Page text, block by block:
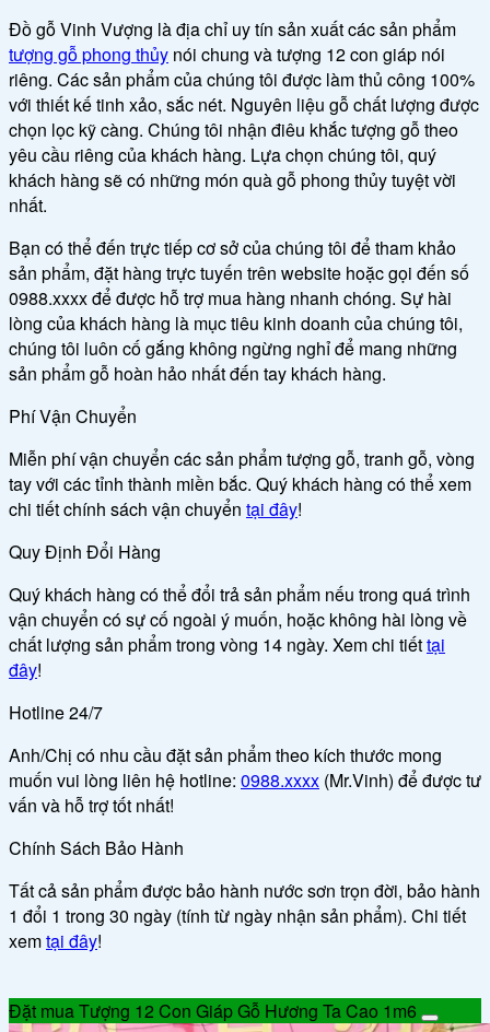
Đồ gỗ Vinh Vượng là địa chỉ uy tín sản xuất các sản phẩm
tượng gỗ phong thủy nói chung và tượng 12 con giáp nói
riêng. Các sản phẩm của chúng tôi được làm thủ công 100%
với thiết kế tinh xảo, sắc nét. Nguyên liệu gỗ chất lượng được
chọn lọc kỹ càng. Chúng tôi nhận điêu khắc tượng gỗ theo
yêu cầu riêng của khách hàng. Lựa chọn chúng tôi, quý
khách hàng sẽ có những món quà gỗ phong thủy tuyệt vời
nhất.
Bạn có thể đến trực tiếp cơ sở của chúng tôi để tham khảo
sản phẩm, đặt hàng trực tuyến trên website hoặc gọi đến số
0988.xxxx để được hỗ trợ mua hàng nhanh chóng. Sự hài
lòng của khách hàng là mục tiêu kinh doanh của chúng tôi,
chúng tôi luôn cố gắng không ngừng nghỉ để mang những
sản phẩm gỗ hoàn hảo nhất đến tay khách hàng.
Phí Vận Chuyển
Miễn phí vận chuyển các sản phẩm tượng gỗ, tranh gỗ, vòng
tay với các tỉnh thành miền bắc. Quý khách hàng có thể xem
chi tiết chính sách vận chuyển tại đây!
Quy Định Đổi Hàng
Quý khách hàng có thể đổi trả sản phẩm nếu trong quá trình
vận chuyển có sự cố ngoài ý muốn, hoặc không hài lòng về
chất lượng sản phẩm trong vòng 14 ngày. Xem chi tiếttại
đây!
Hotline 24/7
Anh/Chị có nhu cầu đặt sản phẩm theo kích thước mong
muốn vui lòng liên hệ hotline: 0988.xxxx (Mr.Vinh) để được tư
vấn và hỗ trợ tốt nhất!
Chính Sách Bảo Hành
Tất cả sản phẩm được bảo hành nước sơn trọn đời, bảo hành
1 đổi 1 trong 30 ngày (tính từ ngày nhận sản phẩm). Chi tiết
xemtại đây!
Đặt mua Tượng 12 Con Giáp Gỗ Hương Ta Cao 1m6